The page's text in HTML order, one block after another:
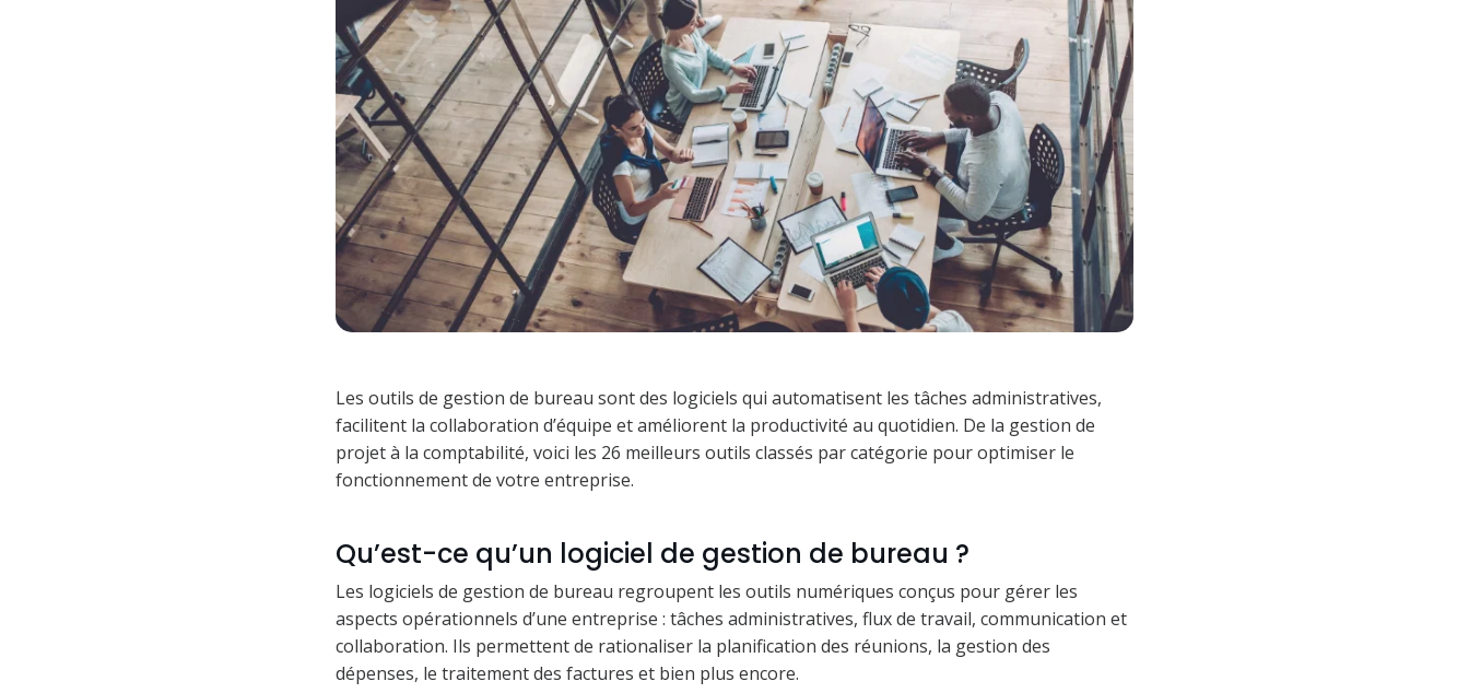
Les outils de gestion de bureau sont des logiciels qui automatisent les tâches administratives,
facilitent la collaboration d’équipe et améliorent la productivité au quotidien. De la gestion de
projet à la comptabilité, voici les 26 meilleurs outils classés par catégorie pour optimiser le
fonctionnement de votre entreprise.
Qu’est-ce qu’un logiciel de gestion de bureau ?
Les logiciels de gestion de bureau regroupent les outils numériques conçus pour gérer les
aspects opérationnels d’une entreprise : tâches administratives, flux de travail, communication et
collaboration. Ils permettent de rationaliser la planification des réunions, la gestion des
dépenses, le traitement des factures et bien plus encore.